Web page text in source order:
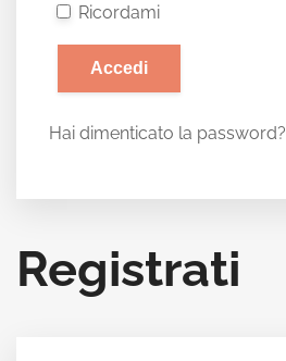
Ricordami
Accedi
Hai dimenticato la password?
Registrati